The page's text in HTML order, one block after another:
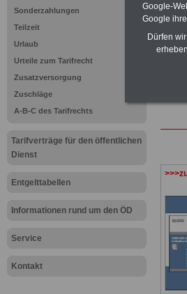
Sonderzahlungen
Teilzeit
Urlaub
Urteile zum Tarifrecht
Zusatzversorgung
Zuschläge
A-B-C des Tarifrechts
Tarifverträge für den öffentlichen
Dienst
Entgelttabellen
Informationen rund um den ÖD
Service
Kontakt
I
Google-
Google
Dürfen